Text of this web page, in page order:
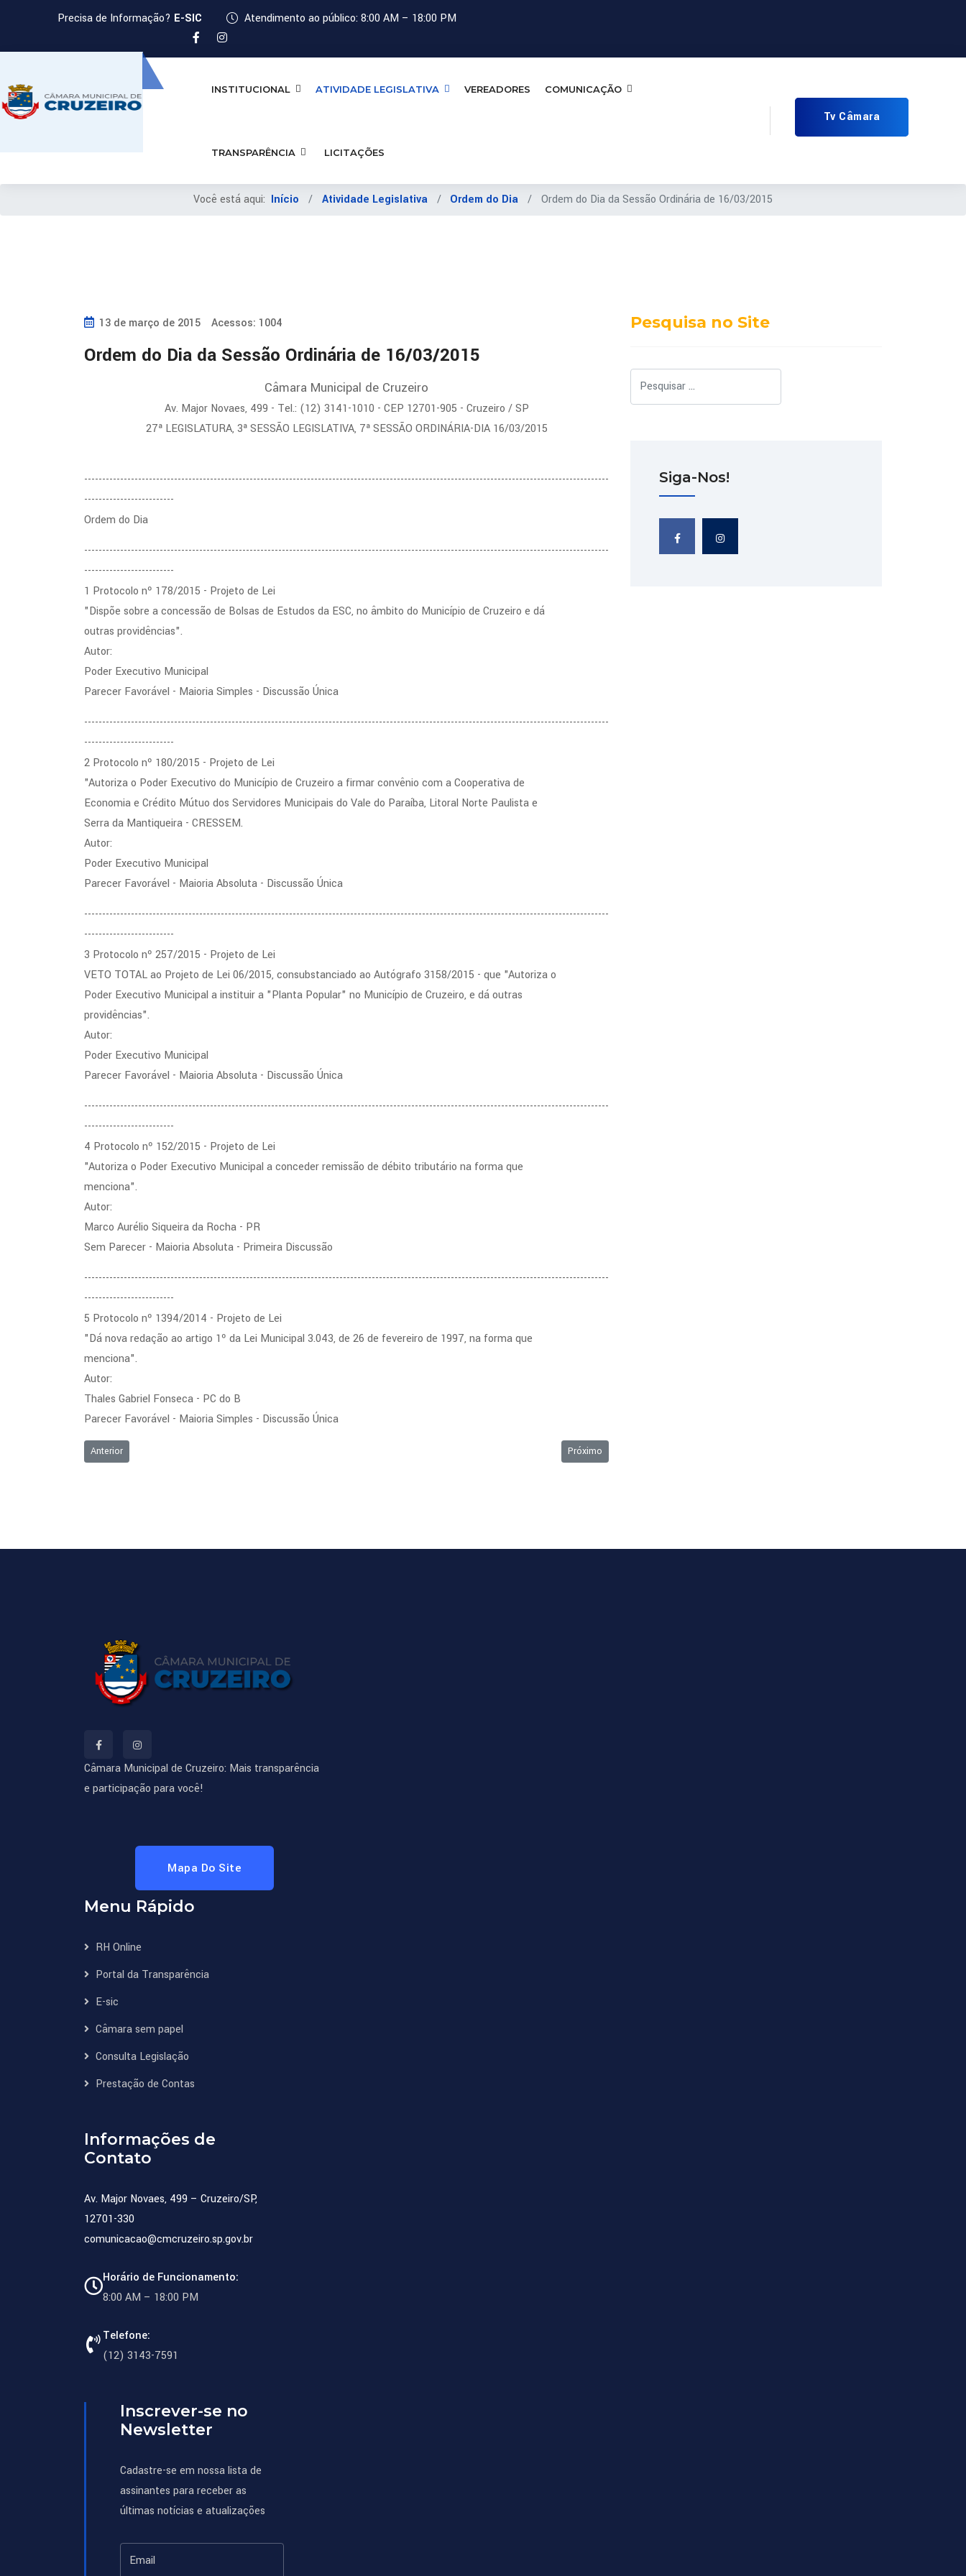
Precisa de Informação? E-SIC Atendimento ao público: 8:00 AM – 18:00 PM
INSTITUCIONAL ATIVIDADE LEGISLATIVA VEREADORES COMUNICAÇÃO
TRANSPARÊNCIA LICITAÇÕES
Tv Câmara
Você está aqui: Início Atividade Legislativa Ordem do Dia Ordem do Dia da Sessão Ordinária de 16/03/2015
13 de março de 2015 Acessos: 1004
Ordem do Dia da Sessão Ordinária de 16/03/2015
Câmara Municipal de Cruzeiro
Av. Major Novaes, 499 - Tel.: (12) 3141-1010 - CEP 12701-905 - Cruzeiro / SP
27ª LEGISLATURA, 3ª SESSÃO LEGISLATIVA, 7ª SESSÃO ORDINÁRIA-DIA 16/03/2015
--------------------------------------------------------------------------------------------------------------------------------------------------
-------------------------
Ordem do Dia
--------------------------------------------------------------------------------------------------------------------------------------------------
-------------------------
1 Protocolo nº 178/2015 - Projeto de Lei
"Dispõe sobre a concessão de Bolsas de Estudos da ESC, no âmbito do Município de Cruzeiro e dá
outras providências".
Autor:
Poder Executivo Municipal
Parecer Favorável - Maioria Simples - Discussão Única
--------------------------------------------------------------------------------------------------------------------------------------------------
-------------------------
2 Protocolo nº 180/2015 - Projeto de Lei
"Autoriza o Poder Executivo do Município de Cruzeiro a firmar convênio com a Cooperativa de
Economia e Crédito Mútuo dos Servidores Municipais do Vale do Paraíba, Litoral Norte Paulista e
Serra da Mantiqueira - CRESSEM.
Autor:
Poder Executivo Municipal
Parecer Favorável - Maioria Absoluta - Discussão Única
--------------------------------------------------------------------------------------------------------------------------------------------------
-------------------------
3 Protocolo nº 257/2015 - Projeto de Lei
VETO TOTAL ao Projeto de Lei 06/2015, consubstanciado ao Autógrafo 3158/2015 - que "Autoriza o
Poder Executivo Municipal a instituir a "Planta Popular" no Município de Cruzeiro, e dá outras
providências".
Autor:
Poder Executivo Municipal
Parecer Favorável - Maioria Absoluta - Discussão Única
--------------------------------------------------------------------------------------------------------------------------------------------------
-------------------------
4 Protocolo nº 152/2015 - Projeto de Lei
"Autoriza o Poder Executivo Municipal a conceder remissão de débito tributário na forma que
menciona".
Autor:
Marco Aurélio Siqueira da Rocha - PR
Sem Parecer - Maioria Absoluta - Primeira Discussão
--------------------------------------------------------------------------------------------------------------------------------------------------
-------------------------
5 Protocolo nº 1394/2014 - Projeto de Lei
"Dá nova redação ao artigo 1º da Lei Municipal 3.043, de 26 de fevereiro de 1997, na forma que
menciona".
Autor:
Thales Gabriel Fonseca - PC do B
Parecer Favorável - Maioria Simples - Discussão Única
Artigo anterior: Ordem do Dia da Sessão Ordinária de 23/03/2015
Anterior Próximo artigo: Ordem do Dia da Sessão Ordinária de 09/03/2015
Próximo
Pesquisa no Site
Siga-Nos!
Câmara Municipal de Cruzeiro: Mais transparência
e participação para você!
Mapa Do Site
Menu Rápido
RH Online
Portal da Transparência
E-sic
Câmara sem papel
Consulta Legislação
Prestação de Contas
Informações de
Contato
Av. Major Novaes, 499 – Cruzeiro/SP,
12701-330
comunicacao@cmcruzeiro.sp.gov.br
Horário de Funcionamento:
8:00 AM – 18:00 PM
Telefone:
(12) 3143-7591
Inscrever-se no
Newsletter
Cadastre-se em nossa lista de
assinantes para receber as
últimas notícias e atualizações